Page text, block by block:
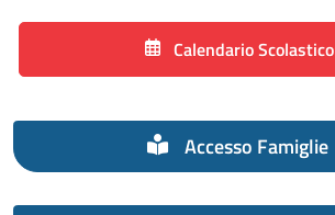
Calendario Scolastico
Accesso Famiglie